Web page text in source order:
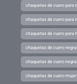
chaquetas de cuero para
chaquetas de cuero para
chaquetas de cuero para
chaquetas de cuero
chaquetas de cuero negra
chaquetas de cuero